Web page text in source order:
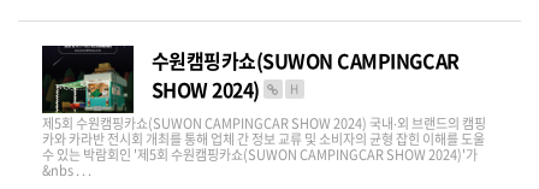
수원캠핑카쇼(SUWON CAMPINGCAR
SHOW 2024)
H
제5회 수원캠핑카쇼(SUWON CAMPINGCAR SHOW 2024) 국내∙외 브랜드의 캠핑
카와 카라반 전시회 개최를 통해 업체 간 정보 교류 및 소비자의 균형 잡힌 이해를 도울
수 있는 박람회인 '제5회 수원캠핑카쇼(SUWON CAMPINGCAR SHOW 2024)'가
&nbs . . .